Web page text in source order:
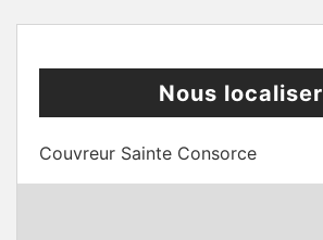
Nous localiser
Couvreur Sainte Consorce